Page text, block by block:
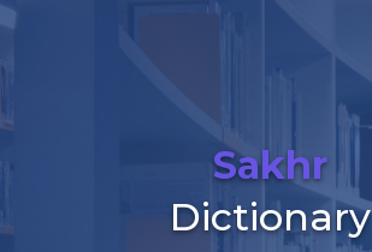
Sakhr
Dictionary